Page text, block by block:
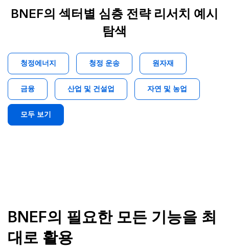
BNEF의 섹터별 심층 전략 리서치 예시
탐색
청정에너지 청정 운송 원자재
금융 산업 및 건설업 자연 및 농업
모두 보기
BNEF의 필요한 모든 기능을 최
대로 활용